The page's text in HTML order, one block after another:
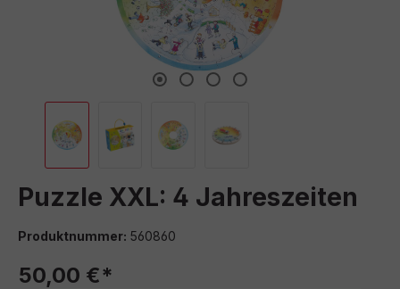
Puzzle XXL: 4 Jahreszeiten
Produktnummer: 560860
50,00 €*